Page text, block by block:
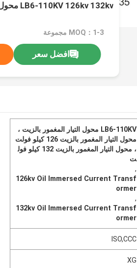
LB6-110KV 126kv 132kv محول التيار المغمور بالزيت
MOQ：1-3 مجموعة
افضل سعر
LB6-110KV محول التيار المغمور بالزيت ،
محول التيار المغمور بالزيت 126 كيلو فولت
، محول التيار المغمور بالزيت 132 كيلو فول
ت
,
126kv Oil Immersed Current Transf
ormer
,
132kv Oil Immersed Current Transf
ormer
ISO,CCC
XG